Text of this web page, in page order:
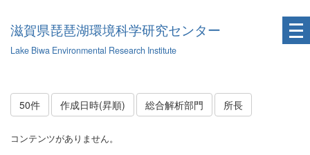
滋賀県琵琶湖環境科学研究センター
Lake Biwa Environmental Research Institute
50件 作成日時(昇順) 総合解析部門 所長
コンテンツがありません。